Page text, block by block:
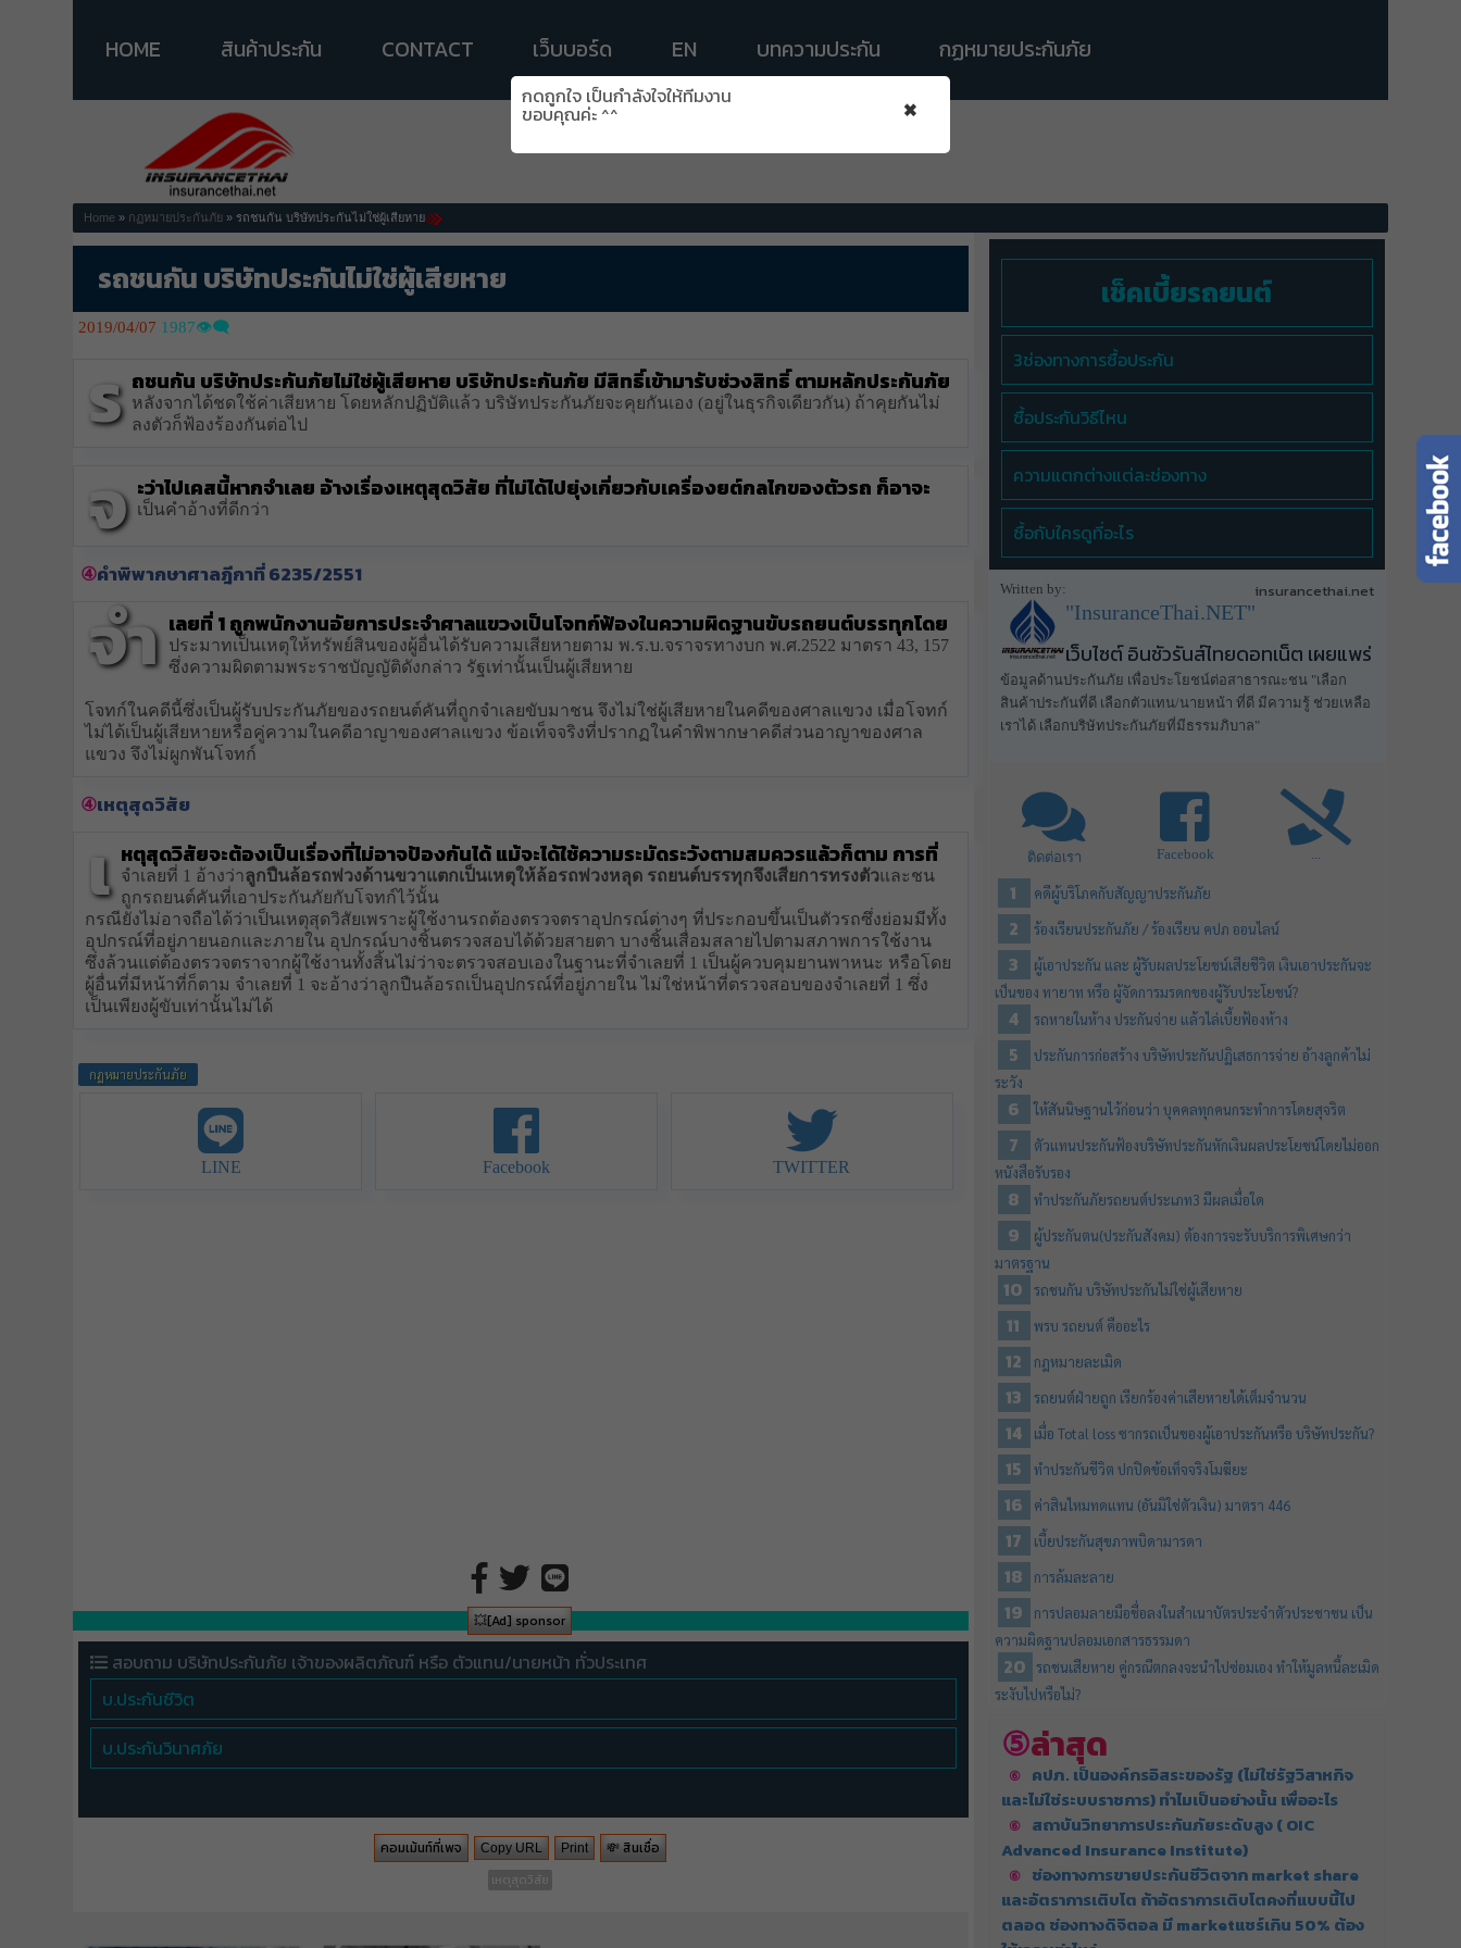
HOME สินค้าประกัน CONTACT เว็บบอร์ด EN บทความประกัน กฏหมายประกันภัย
Home » กฏหมายประกันภัย » รถชนกัน บริษัทประกันไม่ใช่ผู้เสียหาย
รถชนกัน บริษัทประกันไม่ใช่ผู้เสียหาย
2019/04/07 1987👁️‍🗨️
ร ถชนกัน บริษัทประกันภัยไม่ใช่ผู้เสียหาย บริษัทประกันภัย มีสิทธิ์เข้ามารับช่วงสิทธิ์ ตามหลักประกันภัย
หลังจากได้ชดใช้ค่าเสียหาย โดยหลักปฏิบัติแล้ว บริษัทประกันภัยจะคุยกันเอง (อยู่ในธุรกิจเดียวกัน) ถ้าคุยกันไม่
ลงตัวก็ฟ้องร้องกันต่อไป
จ ะว่าไปเคสนี้หากจำเลย อ้างเรื่องเหตุสุดวิสัย ที่ไม่ได้ไปยุ่งเกี่ยวกับเครื่องยต์กลไกของตัวรถ ก็อาจะ
เป็นคำอ้างที่ดีกว่า
คำพิพากษาศาลฎีกาที่ 6235/2551
จำ เลยที่ 1 ถูกพนักงานอัยการประจำศาลแขวงเป็นโจทก์ฟ้องในความผิดฐานขับรถยนต์บรรทุกโดย
ประมาทเป็นเหตุให้ทรัพย์สินของผู้อื่นได้รับความเสียหายตาม พ.ร.บ.จราจรทางบก พ.ศ.2522 มาตรา 43, 157
ซึ่งความผิดตามพระราชบัญญัติดังกล่าว รัฐเท่านั้นเป็นผู้เสียหาย
โจทก์ในคดีนี้ซึ่งเป็นผู้รับประกันภัยของรถยนต์คันที่ถูกจำเลยขับมาชน จึงไม่ใช่ผู้เสียหายในคดีของศาลแขวง เมื่อโจทก์
ไม่ได้เป็นผู้เสียหายหรือคู่ความในคดีอาญาของศาลแขวง ข้อเท็จจริงที่ปรากฏในคำพิพากษาคดีส่วนอาญาของศาล
แขวง จึงไม่ผูกพันโจทก์
เหตุสุดวิสัย
เ หตุสุดวิสัยจะต้องเป็นเรื่องที่ไม่อาจป้องกันได้ แม้จะได้ใช้ความระมัดระวังตามสมควรแล้วก็ตาม การที่
จำเลยที่ 1 อ้างว่าลูกปืนล้อรถพ่วงด้านขวาแตกเป็นเหตุให้ล้อรถพ่วงหลุด รถยนต์บรรทุกจึงเสียการทรงตัวและชน
ถูกรถยนต์คันที่เอาประกันภัยกับโจทก์ไว้นั้น
กรณียังไม่อาจถือได้ว่าเป็นเหตุสุดวิสัยเพราะผู้ใช้งานรถต้องตรวจตราอุปกรณ์ต่างๆ ที่ประกอบขึ้นเป็นตัวรถซึ่งย่อมมีทั้ง
อุปกรณ์ที่อยู่ภายนอกและภายใน อุปกรณ์บางชิ้นตรวจสอบได้ด้วยสายตา บางชิ้นเสื่อมสลายไปตามสภาพการใช้งาน
ซึ่งล้วนแต่ต้องตรวจตราจากผู้ใช้งานทั้งสิ้นไม่ว่าจะตรวจสอบเองในฐานะที่จำเลยที่ 1 เป็นผู้ควบคุมยานพาหนะ หรือโดย
ผู้อื่นที่มีหน้าที่ก็ตาม จำเลยที่ 1 จะอ้างว่าลูกปืนล้อรถเป็นอุปกรณ์ที่อยู่ภายใน ไม่ใช่หน้าที่ตรวจสอบของจำเลยที่ 1 ซึ่ง
เป็นเพียงผู้ขับเท่านั้นไม่ได้
กฏหมายประกันภัย
LINE Facebook TWITTER
💥[Ad] sponsor
สอบถาม บริษัทประกันภัย เจ้าของผลิตภัณฑ์ หรือ ตัวแทน/นายหน้า ทั่วประเทศ
บ.ประกันชีวิต
บ.ประกันวินาศภัย
กดถูกใจ เป็นกำลังใจให้ทีมงาน
ขอบคุณค่ะ ^^ ×
คอมเม้นท์ที่เพจ Copy URL Print 💸 สินเชื่อ
เหตุสุดวิสัย
เช็คเบี้ยรถยนต์
3ช่องทางการซื้อประกัน
ซื้อประกันวิธีไหน
ความแตกต่างแต่ละช่องทาง
ซื้อกับใครดูที่อะไร
Written by: insurancethai.net
"InsuranceThai.NET"
เว็บไซต์ อินชัวรันส์ไทยดอทเน็ต เผยแพร่
ข้อมูลด้านประกันภัย เพื่อประโยชน์ต่อสาธารณะชน "เลือก
สินค้าประกันที่ดี เลือกตัวแทน/นายหน้า ที่ดี มีความรู้ ช่วยเหลือ
เราได้ เลือกบริษัทประกันภัยที่มีธรรมภิบาล"
ติดต่อเรา Facebook ...
คดีผู้บริโภคกับสัญญาประกันภัย
ร้องเรียนประกันภัย / ร้องเรียน คปภ ออนไลน์
ผู้เอาประกัน และ ผู้รับผลประโยชน์เสียชีวิต เงินเอาประกันจะ
เป็นของ ทายาท หรือ ผู้จัดการมรดกของผู้รับประโยชน์?
รถหายในห้าง ประกันจ่าย แล้วไล่เบี้ยฟ้องห้าง
ประกันการก่อสร้าง บริษัทประกันปฏิเสธการจ่าย อ้างลูกค้าไม่
ระวัง
ให้สันนิษฐานไว้ก่อนว่า บุคคลทุกคนกระทำการโดยสุจริต
ตัวแทนประกันฟ้องบริษัทประกันหักเงินผลประโยชน์โดยไม่ออก
หนังสือรับรอง
ทำประกันภัยรถยนต์ประเภท3 มีผลเมื่อใด
ผู้ประกันตน(ประกันสังคม) ต้องการจะรับบริการพิเศษกว่า
มาตรฐาน
รถชนกัน บริษัทประกันไม่ใช่ผู้เสียหาย
พรบ รถยนต์ คืออะไร
กฎหมายละเมิด
รถยนต์ฝ่ายถูก เรียกร้องค่าเสียหายได้เต็มจำนวน
เมื่อ Total loss ซากรถเป็นของผู้เอาประกันหรือ บริษัทประกัน?
ทำประกันชีวิต ปกปิดข้อเท็จจริงโมฆียะ
ค่าสินไหมทดแทน (อันมิใช่ตัวเงิน) มาตรา 446
เบี้ยประกันสุขภาพบิดามารดา
การล้มละลาย
การปลอมลายมือชื่อลงในสำเนาบัตรประจำตัวประชาชน เป็น
ความผิดฐานปลอมเอกสารธรรมดา
รถชนเสียหาย คู่กรณีตกลงจะนำไปซ่อมเอง ทำให้มูลหนี้ละเมิด
ระงับไปหรือไม่?
ล่าสุด
คปภ. เป็นองค์กรอิสระของรัฐ (ไม่ใช่รัฐวิสาหกิจ
และไม่ใช่ระบบราชการ) ทำไมเป็นอย่างนั้น เพื่ออะไร
สถาบันวิทยาการประกันภัยระดับสูง ( OIC
Advanced Insurance Institute)
ช่องทางการขายประกันชีวิตจาก market share
และอัตราการเติบโต ถ้าอัตราการเติบโตคงที่แบบนี้ไป
ตลอด ช่องทางดิจิตอล มี marketแชร์เกิน 50% ต้อง